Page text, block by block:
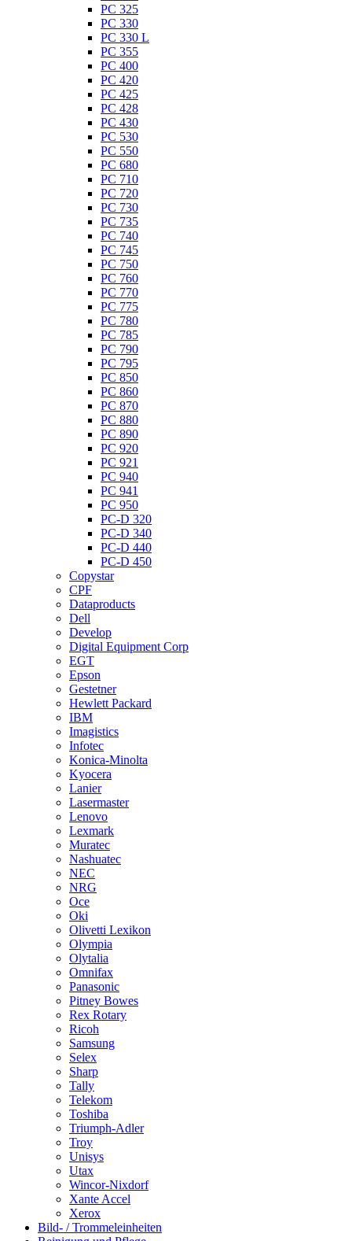
PC 325
PC 330
PC 330 L
PC 355
PC 400
PC 420
PC 425
PC 428
PC 430
PC 530
PC 550
PC 680
PC 710
PC 720
PC 730
PC 735
PC 740
PC 745
PC 750
PC 760
PC 770
PC 775
PC 780
PC 785
PC 790
PC 795
PC 850
PC 860
PC 870
PC 880
PC 890
PC 920
PC 921
PC 940
PC 941
PC 950
PC-D 320
PC-D 340
PC-D 440
PC-D 450
Copystar
CPF
Dataproducts
Dell
Develop
Digital Equipment Corp
EGT
Epson
Gestetner
Hewlett Packard
IBM
Imagistics
Infotec
Konica-Minolta
Kyocera
Lanier
Lasermaster
Lenovo
Lexmark
Muratec
Nashuatec
NEC
NRG
Oce
Oki
Olivetti Lexikon
Olympia
Olytalia
Omnifax
Panasonic
Pitney Bowes
Rex Rotary
Ricoh
Samsung
Selex
Sharp
Tally
Telekom
Toshiba
Triumph-Adler
Troy
Unisys
Utax
Wincor-Nixdorf
Xante Accel
Xerox
Bild- / Trommeleinheiten